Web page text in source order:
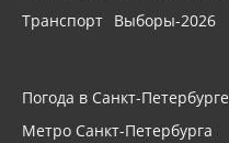
Транспорт Выборы-2026
Погода в Санкт-Петербурге
Метро Санкт-Петербурга